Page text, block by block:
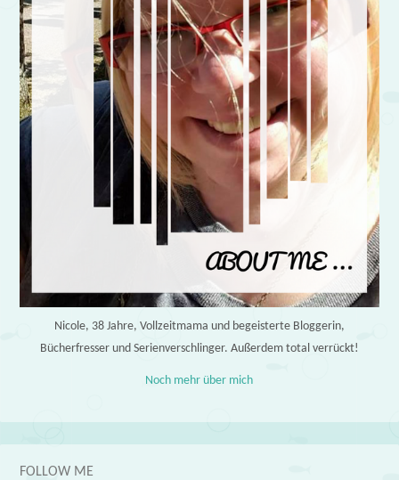
Nicole, 38 Jahre, Vollzeitmama und begeisterte Bloggerin,
Bücherfresser und Serienverschlinger. Außerdem total verrückt!
Noch mehr über mich
FOLLOW ME